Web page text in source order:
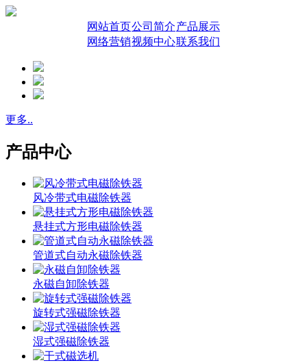
网站首页公司简介产品展示
网络营销视频中心联系我们
更多..
产品中心
风冷带式电磁除铁器
悬挂式方形电磁除铁器
管道式自动永磁除铁器
永磁自卸除铁器
旋转式强磁除铁器
湿式强磁除铁器